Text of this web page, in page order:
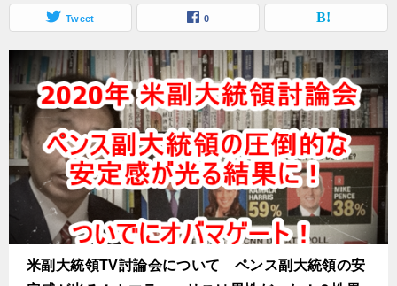
Tweet 0
米副大統領TV討論会について ペンス副大統領の安